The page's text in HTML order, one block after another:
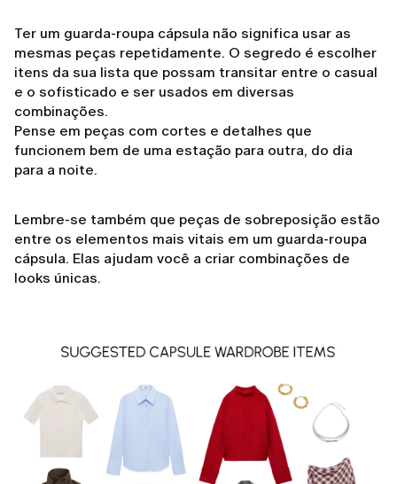
Ter um guarda-roupa cápsula não significa usar as
mesmas peças repetidamente. O segredo é escolher
itens da sua lista que possam transitar entre o casual
e o sofisticado e ser usados em diversas
combinações.
Pense em peças com cortes e detalhes que
funcionem bem de uma estação para outra, do dia
para a noite.
Lembre-se também que peças de sobreposição estão
entre os elementos mais vitais em um guarda-roupa
cápsula. Elas ajudam você a criar combinações de
looks únicas.